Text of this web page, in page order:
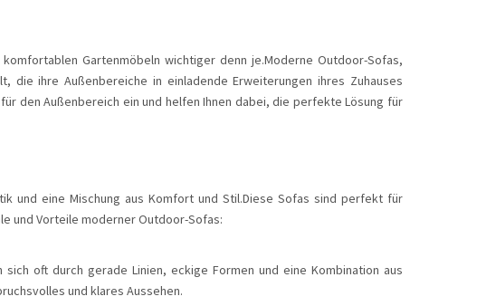
Gartenmöbeln wichtiger denn je.Moderne Outdoor-Sofas,
die ihre Außenbereiche in einladende Erweiterungen ihres Zuhauses
den Außenbereich ein und helfen Ihnen dabei, die perfekte Lösung für
und eine Mischung aus Komfort und Stil.Diese Sofas sind perfekt für
und Vorteile moderner Outdoor-Sofas:
oft durch gerade Linien, eckige Formen und eine Kombination aus
und klares Aussehen.